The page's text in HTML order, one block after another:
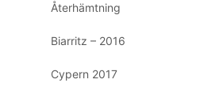
Återhämtning
Biarritz – 2016
Cypern 2017